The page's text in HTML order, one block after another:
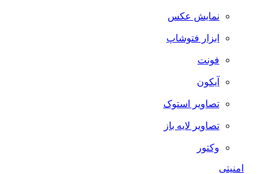
نمایش عکس
ابزار فتوشاپ
فونت
آیکون
تصاویر استوک
تصاویر لایه باز
وکتور
امنیتی